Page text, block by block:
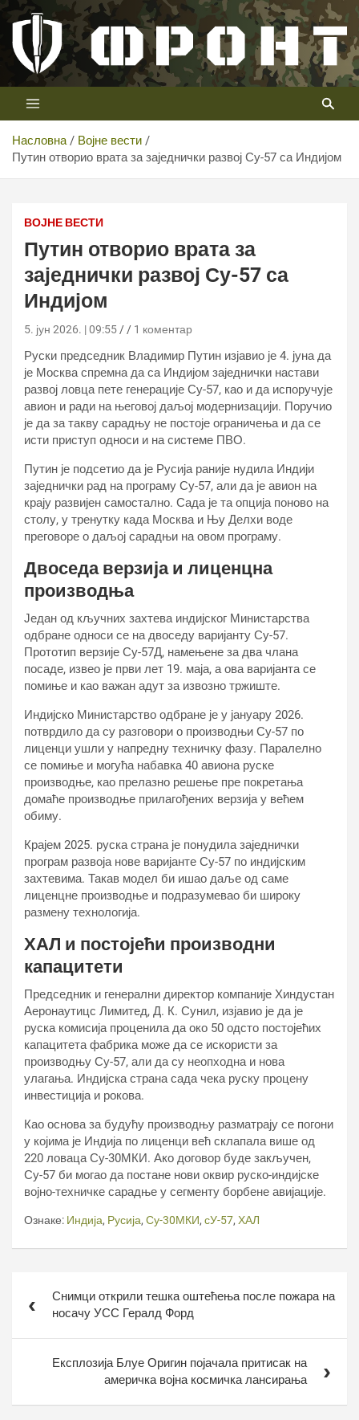
Скип
цонтент
Телевизија ФРОНТ
Први војни канал у Србији
Насловна
Војне вести
Путин отворио врата за заједнички развој Су-57 са Индијом
ВОЈНЕ ВЕСТИ
Путин отворио врата за
заједнички развој Су-57 са
Индијом
5. јун 2026. | 09:55 1 коментар
Руски председник Владимир Путин изјавио је 4. јуна да
је Москва спремна да са Индијом заједнички настави
развој ловца пете генерације Су-57, као и да испоручује
авион и ради на његовој даљој модернизацији. Поручио
је да за такву сарадњу не постоје ограничења и да се
исти приступ односи и на системе ПВО.
Путин је подсетио да је Русија раније нудила Индији
заједнички рад на програму Су-57, али да је авион на
крају развијен самостално. Сада је та опција поново на
столу, у тренутку када Москва и Њу Делхи воде
преговоре о даљој сарадњи на овом програму.
Двоседа верзија и лиценцна
производња
Један од кључних захтева индијског Министарства
одбране односи се на двоседу варијанту Су-57.
Прототип верзије Су-57Д, намењене за два члана
посаде, извео је први лет 19. маја, а ова варијанта се
помиње и као важан адут за извозно тржиште.
Индијско Министарство одбране је у јануару 2026.
потврдило да су разговори о производњи Су-57 по
лиценци ушли у напредну техничку фазу. Паралелно
се помиње и могућа набавка 40 авиона руске
производње, као прелазно решење пре покретања
домаће производње прилагођених верзија у већем
обиму.
Крајем 2025. руска страна је понудила заједнички
програм развоја нове варијанте Су-57 по индијским
захтевима. Такав модел би ишао даље од саме
лиценцне производње и подразумевао би широку
размену технологија.
ХАЛ и постојећи производни
капацитети
Председник и генерални директор компаније Хиндустан
Аеронаутицс Лимитед, Д. К. Сунил, изјавио је да је
руска комисија проценила да око 50 одсто постојећих
капацитета фабрика може да се искористи за
производњу Су-57, али да су неопходна и нова
улагања. Индијска страна сада чека руску процену
инвестиција и рокова.
Као основа за будућу производњу разматрају се погони
у којима је Индија по лиценци већ склапала више од
220 ловаца Су-30МКИ. Ако договор буде закључен,
Су-57 би могао да постане нови оквир руско-индијске
војно-техничке сарадње у сегменту борбене авијације.
Ознаке: Индија, Русија, Су-30МКИ, сУ-57, ХАЛ
чланкаСнимци открили тешка оштећења после пожара на
носачу УСС Гералд Форд
Експлозија Блуе Оригин појачала притисак на
америчка војна космичка лансирања